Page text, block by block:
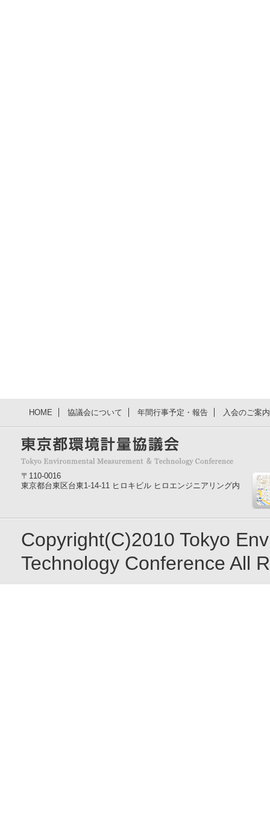
HOME 協議会について 年間行事予定・報告 入会のご案
〒110-0016
東京都台東区台東1-14-11 ヒロキビル ヒロエンジニアリング内
Copyright(C)2010 Tokyo
Technology Conference All